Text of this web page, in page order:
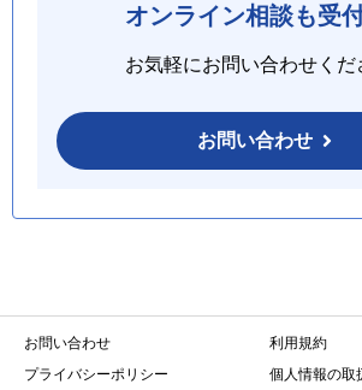
オンライン相談も受
お気軽にお問い合わせくだ
お問い合わせ
お問い合わせ
利用規約
プライバシーポリシー
個人情報の取